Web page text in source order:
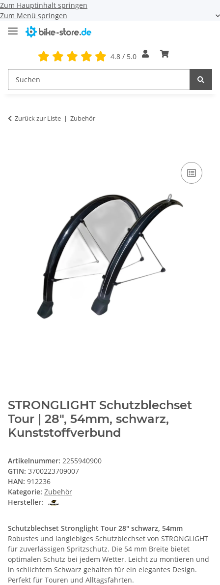
Zum Hauptinhalt springen
Zum Menü springen
4.8 / 5.0
Zurück zur Liste Zubehör
STRONGLIGHT Schutzblechset
Tour | 28", 54mm, schwarz,
Kunststoffverbund
Artikelnummer: 2255940900
GTIN: 3700223709007
HAN: 912236
Kategorie: Zubehör
Hersteller:
Schutzblechset Stronglight Tour 28" schwarz, 54mm
Robustes und langlebiges Schutzblechset von STRONGLIGHT
für zuverlässigen Spritzschutz. Die 54 mm Breite bietet
optimalen Schutz bei jedem Wetter. Leicht zu montieren und
in schlichtem Schwarz gehalten für ein elegantes Design.
Perfekt für Touren und Alltagsfahrten.